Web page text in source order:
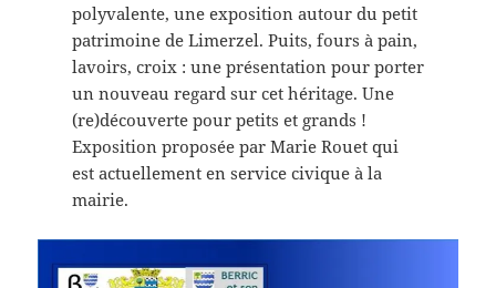
polyvalente, une exposition autour du petit
patrimoine de Limerzel. Puits, fours à pain,
lavoirs, croix : une présentation pour porter
un nouveau regard sur cet héritage. Une
(re)découverte pour petits et grands !
Exposition proposée par Marie Rouet qui
est actuellement en service civique à la
mairie.